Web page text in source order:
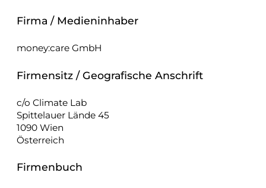
Firma / Medieninhaber
money:care GmbH
Firmensitz / Geografische Anschrift
c/o Climate Lab
Spittelauer Lände 45
1090 Wien
Österreich
Firmenbuch